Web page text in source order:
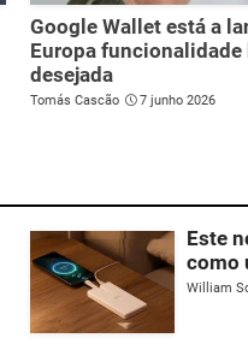
Google Wallet está a
Europa funcionalidade
desejada
Tomás Cascão 7 junho 2026
Este
como
William